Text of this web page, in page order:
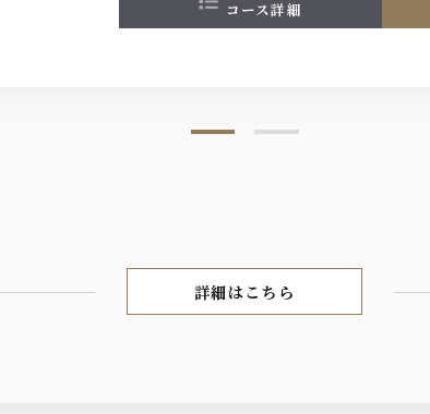
コース詳細
【お盆期間限定プラン】
詳細はこちら